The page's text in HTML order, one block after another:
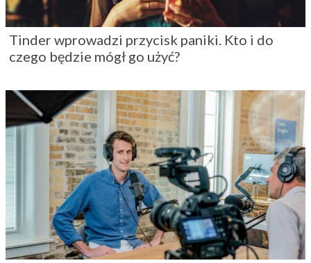
Tinder wprowadzi przycisk paniki. Kto i do
czego będzie mógł go użyć?